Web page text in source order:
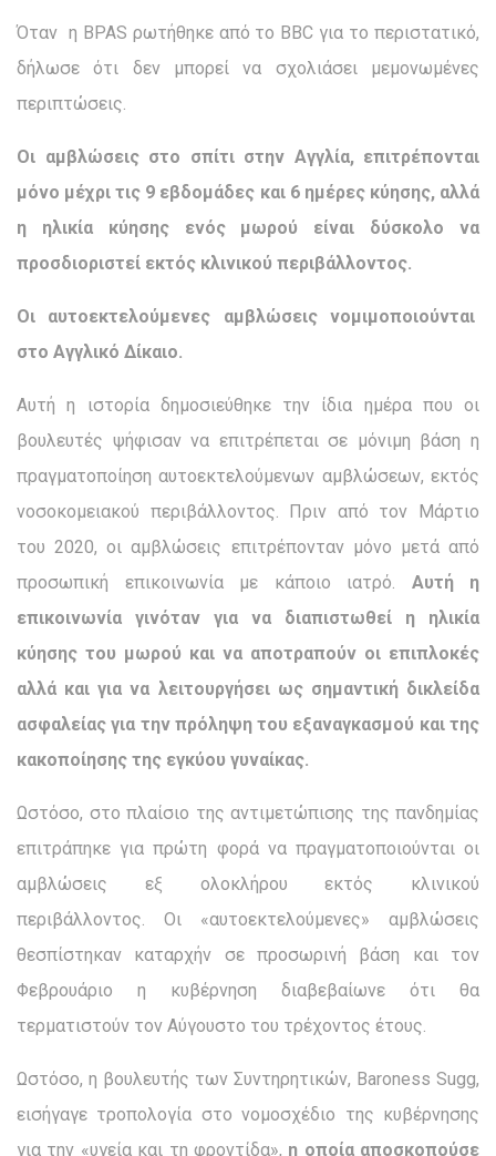
Όταν η BPAS ρωτήθηκε από το BBC για το περιστατικό,
δήλωσε ότι δεν μπορεί να σχολιάσει μεμονωμένες
περιπτώσεις.
Οι αμβλώσεις στο σπίτι στην Αγγλία, επιτρέπονται
μόνο μέχρι τις 9 εβδομάδες και 6 ημέρες κύησης, αλλά
η ηλικία κύησης ενός μωρού είναι δύσκολο να
προσδιοριστεί εκτός κλινικού περιβάλλοντος.
Οι αυτοεκτελούμενες αμβλώσεις νομιμοποιούνται
στο Αγγλικό Δίκαιο.
Αυτή η ιστορία δημοσιεύθηκε την ίδια ημέρα που οι
βουλευτές ψήφισαν να επιτρέπεται σε μόνιμη βάση η
πραγματοποίηση αυτοεκτελούμενων αμβλώσεων, εκτός
νοσοκομειακού περιβάλλοντος. Πριν από τον Μάρτιο
του 2020, οι αμβλώσεις επιτρέπονταν μόνο μετά από
προσωπική επικοινωνία με κάποιο ιατρό. Αυτή η
επικοινωνία γινόταν για να διαπιστωθεί η ηλικία
κύησης του μωρού και να αποτραπούν οι επιπλοκές
αλλά και για να λειτουργήσει ως σημαντική δικλείδα
ασφαλείας για την πρόληψη του εξαναγκασμού και της
κακοποίησης της εγκύου γυναίκας.
Ωστόσο, στο πλαίσιο της αντιμετώπισης της πανδημίας
επιτράπηκε για πρώτη φορά να πραγματοποιούνται οι
αμβλώσεις εξ ολοκλήρου εκτός κλινικού
περιβάλλοντος. Οι «αυτοεκτελούμενες» αμβλώσεις
θεσπίστηκαν καταρχήν σε προσωρινή βάση και τον
Φεβρουάριο η κυβέρνηση διαβεβαίωνε ότι θα
τερματιστούν τον Αύγουστο του τρέχοντος έτους.
Ωστόσο, η βουλευτής των Συντηρητικών, Baroness Sugg,
εισήγαγε τροπολογία στο νομοσχέδιο της κυβέρνησης
για την «υγεία και τη φροντίδα», η οποία αποσκοπούσε